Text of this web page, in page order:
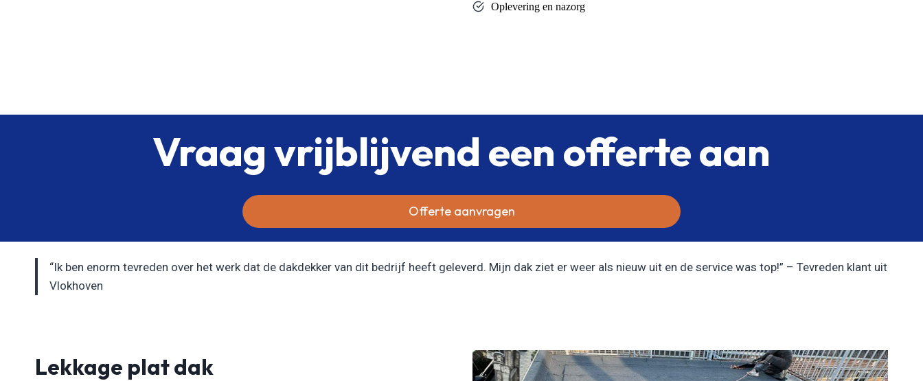
Oplevering en nazorg
Vraag vrijblijvend een offerte aan
Offerte aanvragen
“Ik ben enorm tevreden over het werk dat de dakdekker van dit bedrijf heeft geleverd. Mijn dak ziet er weer als nieuw uit en de service was top!” – Tevreden klant uit
Vlokhoven
Lekkage plat dak